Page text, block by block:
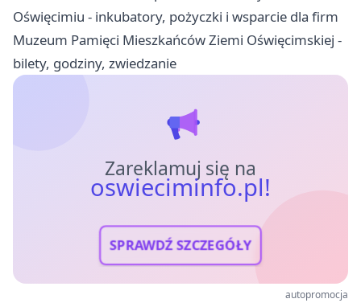
Oświęcimiu - inkubatory, pożyczki i wsparcie dla firm
Muzeum Pamięci Mieszkańców Ziemi Oświęcimskiej -
bilety, godziny, zwiedzanie
Zareklamuj się na
oswieciminfo.pl!
SPRAWDŹ SZCZEGÓŁY
autopromocja